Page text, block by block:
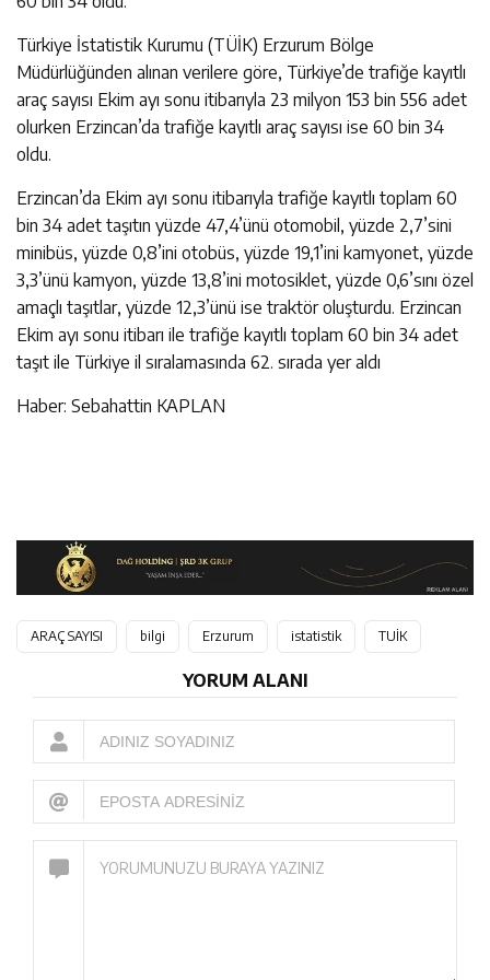
Türkiye İstatistik Kurumu (TÜİK) Erzurum Bölge
Müdürlüğünden alınan verilere göre, Türkiye’de trafiğe kayıtlı
araç sayısı Ekim ayı sonu itibarıyla 23 milyon 153 bin 556 adet
olurken Erzincan’da trafiğe kayıtlı araç sayısı ise 60 bin 34
oldu.
Erzincan’da Ekim ayı sonu itibarıyla trafiğe kayıtlı toplam 60
bin 34 adet taşıtın yüzde 47,4’ünü otomobil, yüzde 2,7’sini
minibüs, yüzde 0,8’ini otobüs, yüzde 19,1’ini kamyonet, yüzde
3,3’ünü kamyon, yüzde 13,8’ini motosiklet, yüzde 0,6’sını özel
amaçlı taşıtlar, yüzde 12,3’ünü ise traktör oluşturdu. Erzincan
Ekim ayı sonu itibarı ile trafiğe kayıtlı toplam 60 bin 34 adet
taşıt ile Türkiye il sıralamasında 62. sırada yer aldı
Haber: Sebahattin KAPLAN
ARAÇ SAYISI bilgi Erzurum istatistik TUİK
YORUM ALANI